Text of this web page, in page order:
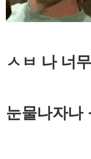
ㅅㅂ 나 너
눈물나자나